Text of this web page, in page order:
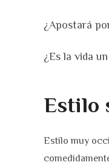
¿Apostará
¿Es la vida
Estilo
Estilo muy